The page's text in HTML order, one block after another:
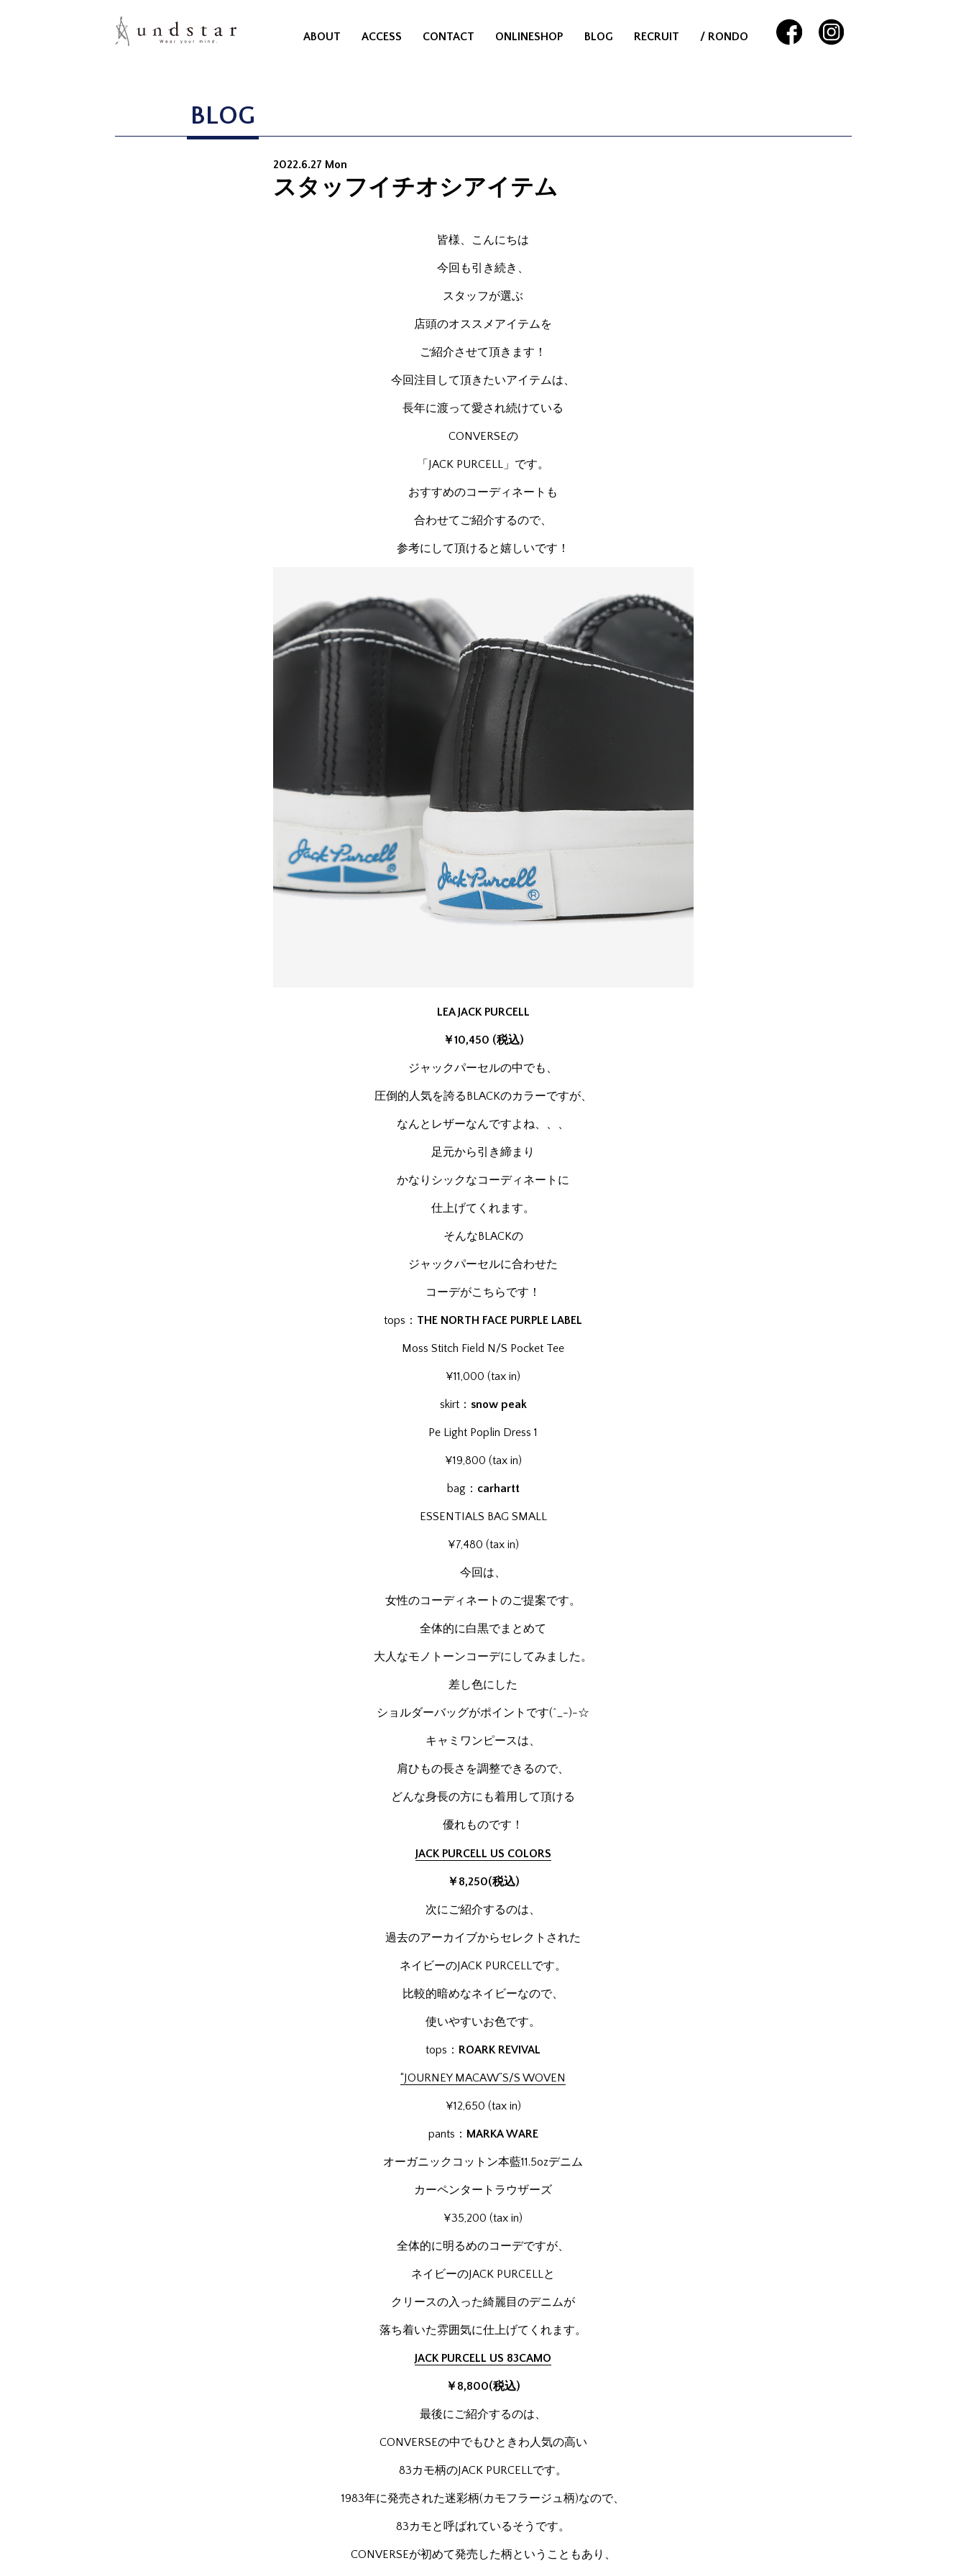
ABOUT ACCESS CONTACT ONLINESHOP BLOG RECRUIT / RONDO
BLOG
2022.6.27 Mon
スタッフイチオシアイテム
皆様、こんにちは
今回も引き続き、
スタッフが選ぶ
店頭のオススメアイテムを
ご紹介させて頂きます！
今回注目して頂きたいアイテムは、
長年に渡って愛され続けている
CONVERSEの
「JACK PURCELL」です。
おすすめのコーディネートも
合わせてご紹介するので、
参考にして頂けると嬉しいです！
LEA JACK PURCELL
￥10,450 (税込)
ジャックパーセルの中でも、
圧倒的人気を誇るBLACKのカラーですが、
なんとレザーなんですよね、、、
足元から引き締まり
かなりシックなコーディネートに
仕上げてくれます。
そんなBLACKの
ジャックパーセルに合わせた
コーデがこちらです！
tops： THE NORTH FACE PURPLE LABEL
Moss Stitch Field N/S Pocket Tee
¥11,000 (tax in)
skirt： snow peak
Pe Light Poplin Dress 1
¥19,800 (tax in)
bag： carhartt
ESSENTIALS BAG SMALL
¥7,480 (tax in)
今回は、
女性のコーディネートのご提案です。
全体的に白黒でまとめて
大人なモノトーンコーデにしてみました。
差し色にした
ショルダーバッグがポイントです(^_-)-☆
キャミワンピースは、
肩ひもの長さを調整できるので、
どんな身長の方にも着用して頂ける
優れものです！
JACK PURCELL US COLORS
￥8,250(税込)
次にご紹介するのは、
過去のアーカイブからセレクトされた
ネイビーのJACK PURCELLです。
比較的暗めなネイビーなので、
使いやすいお色です。
tops： ROARK REVIVAL
“JOURNEY MACAW”S/S WOVEN
¥12,650 (tax in)
pants： MARKA WARE
オーガニックコットン本藍11.5ozデニム
カーペンタートラウザーズ
¥35,200 (tax in)
全体的に明るめのコーデですが、
ネイビーのJACK PURCELLと
クリースの入った綺麗目のデニムが
落ち着いた雰囲気に仕上げてくれます。
JACK PURCELL US 83CAMO
￥8,800(税込)
最後にご紹介するのは、
CONVERSEの中でもひときわ人気の高い
83カモ柄のJACK PURCELLです。
1983年に発売された迷彩柄(カモフラージュ柄)なので、
83カモと呼ばれているそうです。
CONVERSEが初めて発売した柄ということもあり、